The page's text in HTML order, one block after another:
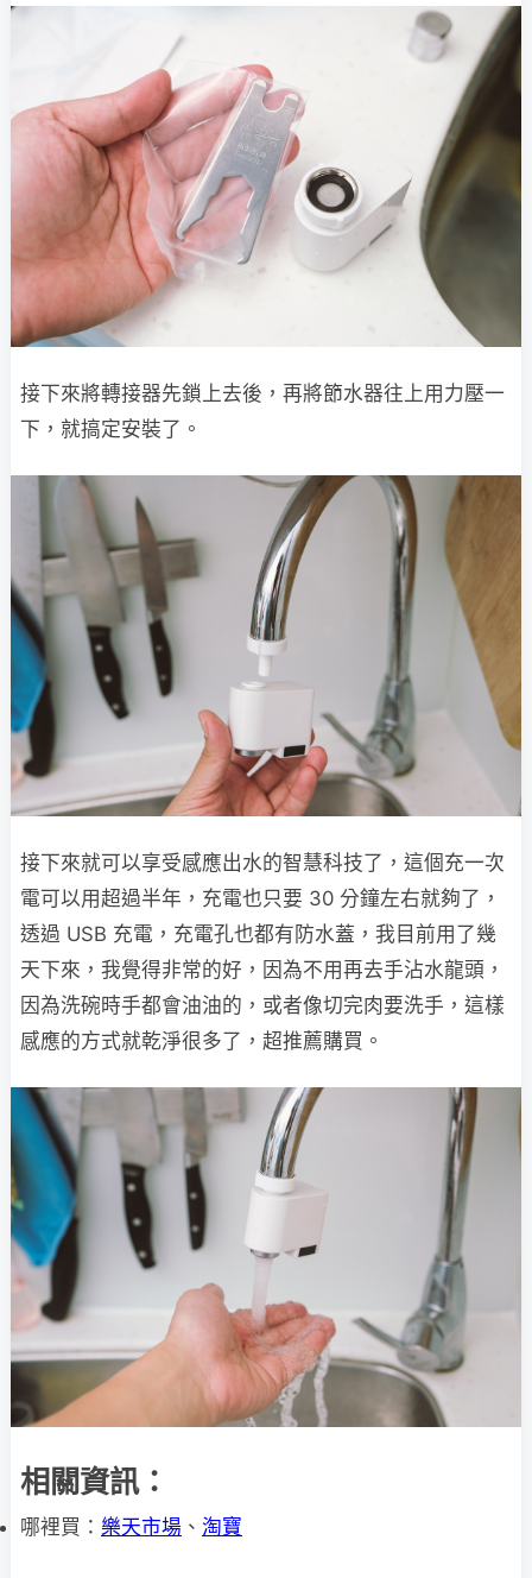
接下來將轉接器先鎖上去後，再將節水器往上用力壓一
下，就搞定安裝了。
接下來就可以享受感應出水的智慧科技了，這個充一次
電可以用超過半年，充電也只要 30 分鐘左右就夠了，
透過 USB 充電，充電孔也都有防水蓋，我目前用了幾
天下來，我覺得非常的好，因為不用再去手沾水龍頭，
因為洗碗時手都會油油的，或者像切完肉要洗手，這樣
感應的方式就乾淨很多了，超推薦購買。
相關資訊：
哪裡買： 樂天市場 、 淘寶